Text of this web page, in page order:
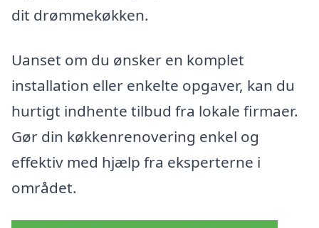
dit drømmekøkken.
Uanset om du ønsker en komplet
installation eller enkelte opgaver, kan du
hurtigt indhente tilbud fra lokale firmaer.
Gør din køkkenrenovering enkel og
effektiv med hjælp fra eksperterne i
området.